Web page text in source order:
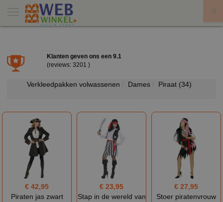
Klanten geven ons een 9.1
(reviews: 3201 )
Verkleedpakken volwassenen Dames Piraat (34)
€ 42,95
Piraten jas zwart
€ 23,95
Stap in de wereld van
€ 27,95
Stoer piratenvrouw